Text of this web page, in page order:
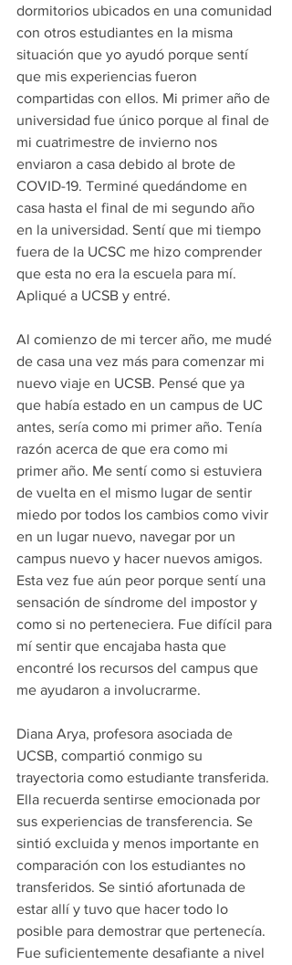
dormitorios ubicados en una comunidad
con otros estudiantes en la misma
situación que yo ayudó porque sentí
que mis experiencias fueron
compartidas con ellos. Mi primer año de
universidad fue único porque al final de
mi cuatrimestre de invierno nos
enviaron a casa debido al brote de
COVID-19. Terminé quedándome en
casa hasta el final de mi segundo año
en la universidad. Sentí que mi tiempo
fuera de la UCSC me hizo comprender
que esta no era la escuela para mí.
Apliqué a UCSB y entré.
Al comienzo de mi tercer año, me mudé
de casa una vez más para comenzar mi
nuevo viaje en UCSB. Pensé que ya
que había estado en un campus de UC
antes, sería como mi primer año. Tenía
razón acerca de que era como mi
primer año. Me sentí como si estuviera
de vuelta en el mismo lugar de sentir
miedo por todos los cambios como vivir
en un lugar nuevo, navegar por un
campus nuevo y hacer nuevos amigos.
Esta vez fue aún peor porque sentí una
sensación de síndrome del impostor y
como si no perteneciera. Fue difícil para
mí sentir que encajaba hasta que
encontré los recursos del campus que
me ayudaron a involucrarme.
Diana Arya, profesora asociada de
UCSB, compartió conmigo su
trayectoria como estudiante transferida.
Ella recuerda sentirse emocionada por
sus experiencias de transferencia. Se
sintió excluida y menos importante en
comparación con los estudiantes no
transferidos. Se sintió afortunada de
estar allí y tuvo que hacer todo lo
posible para demostrar que pertenecía.
Fue suficientemente desafiante a nivel